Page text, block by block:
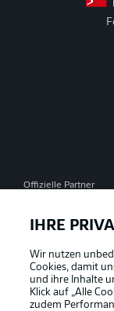
Offizielle Partner
IHRE
Wir nutzen
Cookies, damit
und ihre Inhalte
Klick auf „Alle
zudem